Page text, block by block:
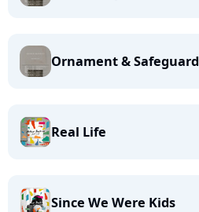
Ornament & Safeguard
Real Life
Since We Were Kids